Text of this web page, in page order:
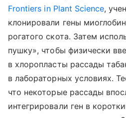
Frontiers in Plant Science,
клонировали гены
рогатого скота. Затем
пушку», чтобы физически
в хлоропласты рассады
в лабораторных условиях.
что некоторые рассады
интегрировали ген в